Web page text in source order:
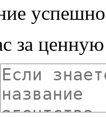
успешно
за